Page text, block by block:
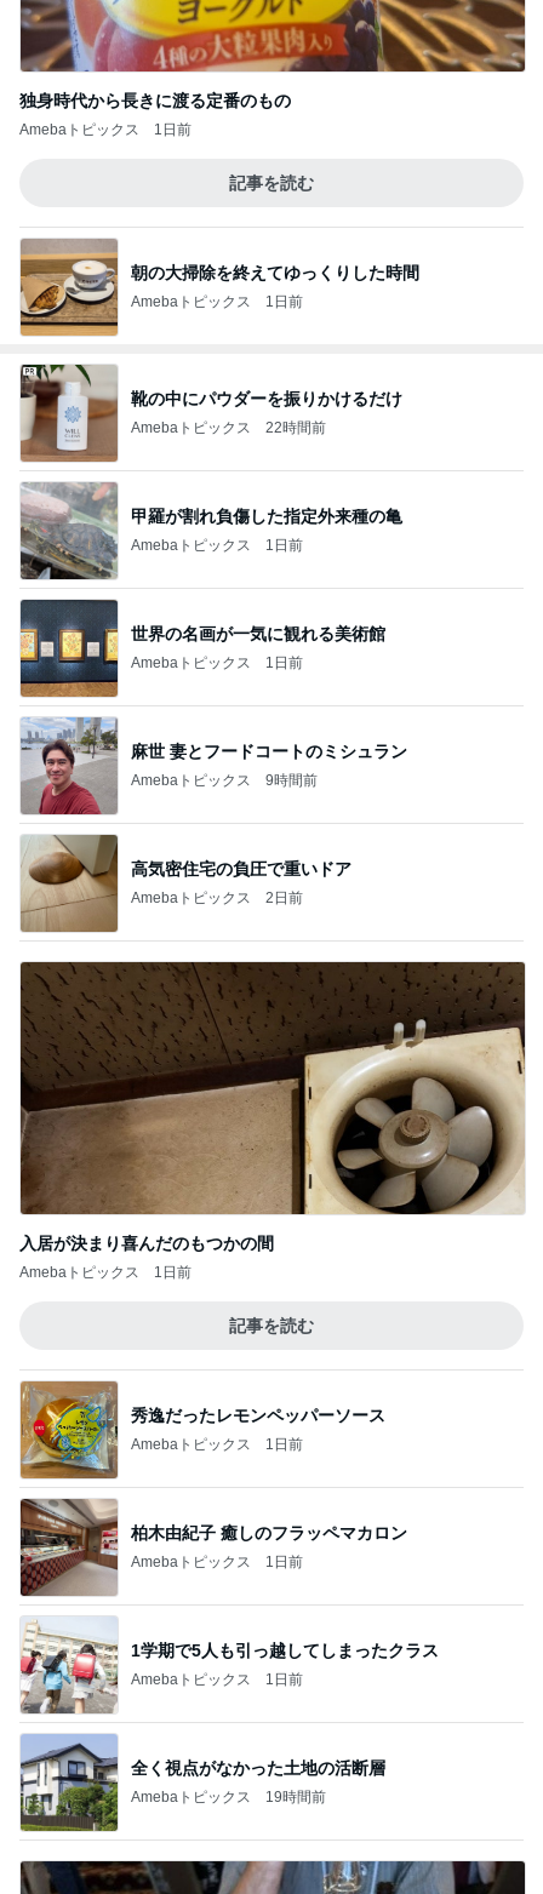
独身時代から長きに渡る定番のもの
Amebaトピックス 1日前
記事を読む
朝の大掃除を終えてゆっくりした時間
Amebaトピックス 1日前
靴の中にパウダーを振りかけるだけ
Amebaトピックス 22時間前
甲羅が割れ負傷した指定外来種の亀
Amebaトピックス 1日前
世界の名画が一気に観れる美術館
Amebaトピックス 1日前
麻世 妻とフードコートのミシュラン
Amebaトピックス 9時間前
高気密住宅の負圧で重いドア
Amebaトピックス 2日前
入居が決まり喜んだのもつかの間
Amebaトピックス 1日前
記事を読む
秀逸だったレモンペッパーソース
Amebaトピックス 1日前
柏木由紀子 癒しのフラッペマカロン
Amebaトピックス 1日前
1学期で5人も引っ越してしまったクラス
Amebaトピックス 1日前
全く視点がなかった土地の活断層
Amebaトピックス 19時間前